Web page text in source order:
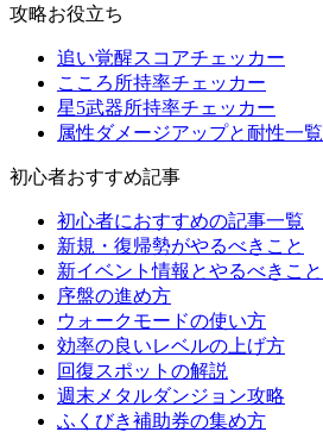
攻略お役立ち
追い覚醒スコアチェッカー
こころ所持率チェッカー
星5武器所持率チェッカー
属性ダメージアップと耐性一覧
初心者おすすめ記事
初心者におすすめの記事一覧
新規・復帰勢がやるべきこと
新イベント情報とやるべきこと
序盤の進め方
ウォークモードの使い方
効率の良いレベルの上げ方
回復スポットの解説
週末メタルダンジョン攻略
ふくびき補助券の集め方